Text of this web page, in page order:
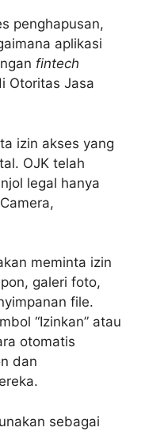
penghapusan,
aplikasi
fintech
Otoritas Jasa
izin akses yang
OJK telah
legal hanya
meminta izin
galeri foto,
file.
“Izinkan” atau
otomatis
dan
sebagai